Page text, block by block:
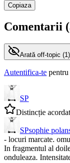
Copiaza
Comentarii (
Aratăoff-topic (1)
Autentifica-te pentru
SP
Distincție
SPsophie
- locuri marcate.
In fragmentul al
onduleaza.